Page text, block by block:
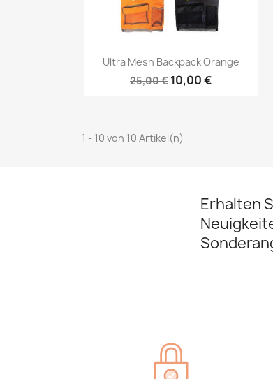
Vorschau
Ultra Mesh Backpack Orange
25,00 € 10,00 €
1 - 10 von 10 Artikel(n)
Erhalten